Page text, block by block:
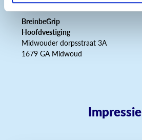
BreinbeGrip
Hoofdvestiging
Midwouder dorpsstraat 3A
1679 GA Midwoud
Impressie